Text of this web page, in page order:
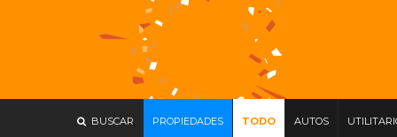
BUSCAR PROPIEDADES TODO AUTOS